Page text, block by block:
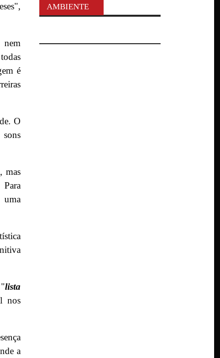
nem
é
O
sons
mas
Para
uma
lista
nos
a
AMBIENTE